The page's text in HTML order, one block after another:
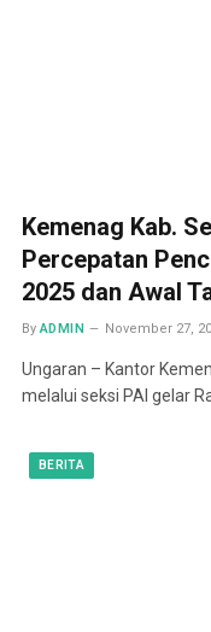
Kemenag Kab.
Percepatan
2025 dan Awal
By ADMIN November 27,
Ungaran – Kantor
melalui seksi PAI gelar
BERITA